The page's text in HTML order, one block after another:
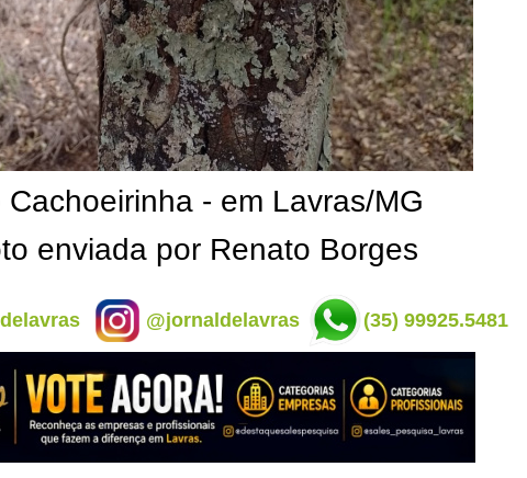
Cachoeirinha - em Lavras/MG
enviada por Renato Borges
@jornaldelavras (35) 99925.5481